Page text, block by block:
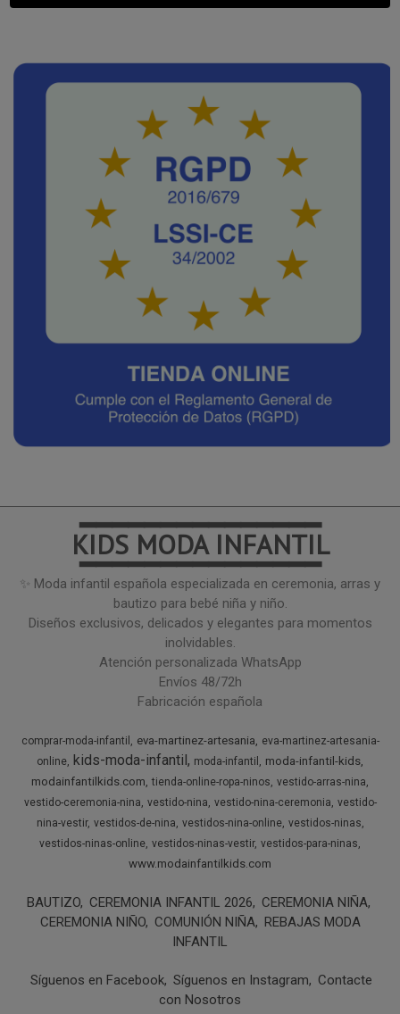
━━━━━━━━━━━━━━━
KIDS MODA INFANTIL
━━━━━━━━━━━━━━━
✨ Moda infantil española especializada en ceremonia, arras y
bautizo para bebé niña y niño.
Diseños exclusivos, delicados y elegantes para momentos
inolvidables.
Atención personalizada WhatsApp
Envíos 48/72h
Fabricación española
comprar-moda-infantil eva-martinez-artesania
eva-martinez-artesania-
online kids-moda-infantil moda-infantil
moda-infantil-kids
modainfantilkids.com tienda-online-ropa-ninos vestido-arras-nina
vestido-ceremonia-nina vestido-nina vestido-nina-ceremonia vestido-
nina-vestir vestidos-de-nina vestidos-nina-online vestidos-ninas
vestidos-ninas-online vestidos-ninas-vestir vestidos-para-ninas
www.modainfantilkids.com
BAUTIZO CEREMONIA INFANTIL 2026
CEREMONIA NIÑA
CEREMONIA NIÑO COMUNIÓN NIÑA REBAJAS MODA
INFANTIL
Síguenos en Facebook Síguenos en Instagram
Contacte
con Nosotros